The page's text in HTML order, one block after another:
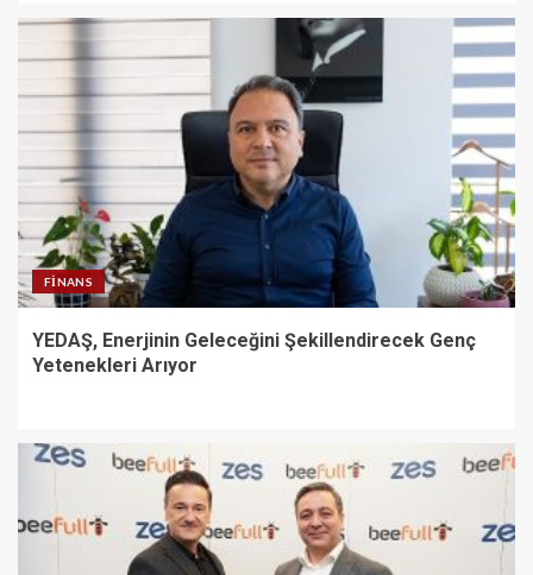
FINANS
YEDAŞ, Enerjinin Geleceğini Şekillendirecek Genç
Yetenekleri Arıyor